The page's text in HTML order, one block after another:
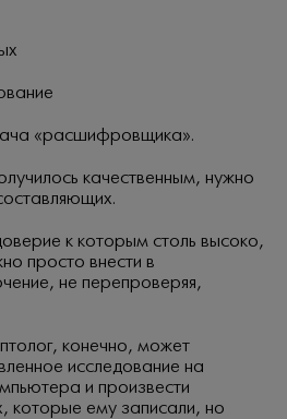
«расшифровщика».
качественным, нужно
к которым столь высоко,
просто внести в
не перепроверяя,
конечно, может
исследование на
и произвести
которые ему записали, но